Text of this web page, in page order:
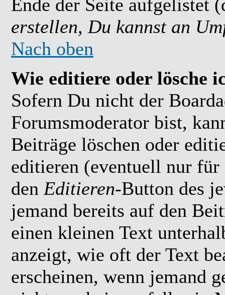
Ende der Seite aufgelistet
erstellen, Du kannst an
Nach oben
Wie editiere oder lösche
Sofern Du nicht der
Forumsmoderator bist,
Beiträge löschen oder
editieren (eventuell nur
den Editieren-Button des
jemand bereits auf den
einen kleinen Text
anzeigt, wie oft der Text
erscheinen, wenn jemand